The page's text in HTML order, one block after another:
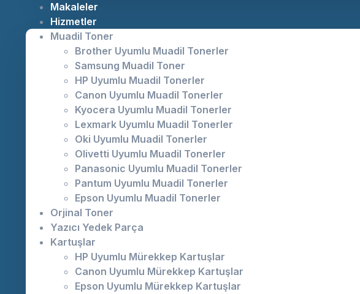
Makaleler
Hizmetler
Muadil Toner
Brother Uyumlu Muadil Tonerler
Samsung Muadil Toner
HP Uyumlu Muadil Tonerler
Canon Uyumlu Muadil Tonerler
Kyocera Uyumlu Muadil Tonerler
Lexmark Uyumlu Muadil Tonerler
Oki Uyumlu Muadil Tonerler
Olivetti Uyumlu Muadil Tonerler
Panasonic Uyumlu Muadil Tonerler
Pantum Uyumlu Muadil Tonerler
Epson Uyumlu Muadil Tonerler
Orjinal Toner
Yazıcı Yedek Parça
Kartuşlar
HP Uyumlu Mürekkep Kartuşlar
Canon Uyumlu Mürekkep Kartuşlar
Epson Uyumlu Mürekkep Kartuşlar